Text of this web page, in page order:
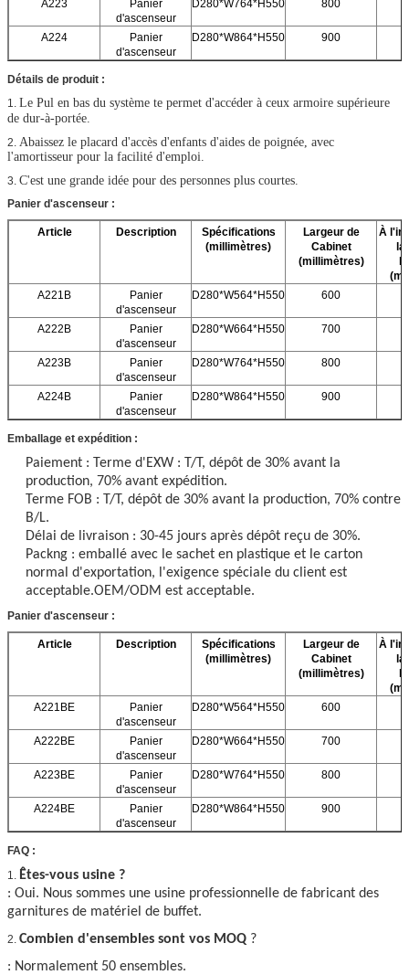
A223
Panier
d'ascenseur
D280*W764*H550 800
A224
Panier
d'ascenseur
D280*W864*H550 900
Détails de produit :
1. Le Pul en bas du système te permet d'accéder à ceux armoire supérieure
de dur-à-portée.
2. Abaissez le placard d'accès d'enfants d'aides de poignée, avec
l'amortisseur pour la facilité d'emploi.
3. C'est une grande idée pour des personnes plus courtes.
Panier d'ascenseur :
Article Description
Spécifications
(millimètres)
Largeur de
Cabinet
(millimètres)
À
A221B
Panier
d'ascenseur
D280*W564*H550 600
A222B
Panier
d'ascenseur
D280*W664*H550 700
A223B
Panier
d'ascenseur
D280*W764*H550 800
A224B
Panier
d'ascenseur
D280*W864*H550 900
Emballage et expédition :
Paiement : Terme d'EXW : T/T, dépôt de 30% avant la
production, 70% avant expédition.
Terme FOB : T/T, dépôt de 30% avant la production, 70% contre
B/L.
Délai de livraison : 30-45 jours après dépôt reçu de 30%.
Packng : emballé avec le sachet en plastique et le carton
normal d'exportation, l'exigence spéciale du client est
acceptable.OEM/ODM est acceptable.
Panier d'ascenseur :
Article Description
Spécifications
(millimètres)
Largeur de
Cabinet
(millimètres)
À
A221BE
Panier
d'ascenseur
D280*W564*H550 600
A222BE
Panier
d'ascenseur
D280*W664*H550 700
A223BE
Panier
d'ascenseur
D280*W764*H550 800
A224BE
Panier
d'ascenseur
D280*W864*H550 900
FAQ :
1. Êtes-vous usine ?
: Oui. Nous sommes une usine professionnelle de fabricant des
garnitures de matériel de buffet.
2. Combien d'ensembles sont vos MOQ ?
: Normalement 50 ensembles.